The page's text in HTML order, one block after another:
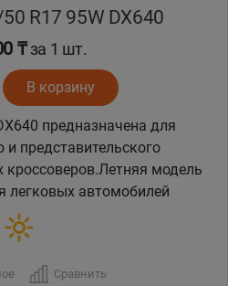
R17 95W DX640
₸за 1 шт.
В корзину
предназначена для
и представительского
кроссоверов.Летняя модель
легковых автомобилей
Сравнить